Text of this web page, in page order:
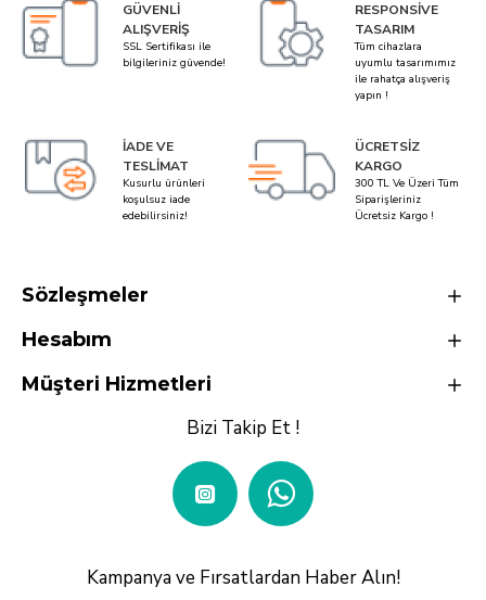
GÜVENLI
ALIŞVERIŞ
SSL Sertifikası ile
bilgileriniz güvende!
RESPONSIVE
TASARIM
Tüm cihazlara
uyumlu tasarımımız
ile rahatça alışveriş
yapın !
İADE VE
TESLIMAT
Kusurlu ürünleri
koşulsuz iade
edebilirsiniz!
ÜCRETSIZ
KARGO
300 TL Ve Üzeri Tüm
Siparişleriniz
Ücretsiz Kargo !
Sözleşmeler
Hesabım
Müşteri Hizmetleri
Bizi Takip Et !
Kampanya ve Fırsatlardan Haber Alın!